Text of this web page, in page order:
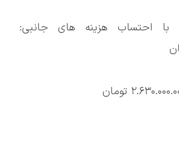
احتساب هزینه های جانبی: